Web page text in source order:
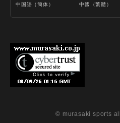
中国語（簡体） 中國（繁體）
© murasaki sports